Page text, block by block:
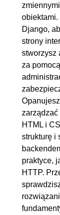
aplikacji
2.13.
aplikacji,
2.14. Testy
2.15.
rozwoju
obiektami.
Django,
strony
stworzysz
za
HTML i
strukturę i
praktyce,
HTTP.